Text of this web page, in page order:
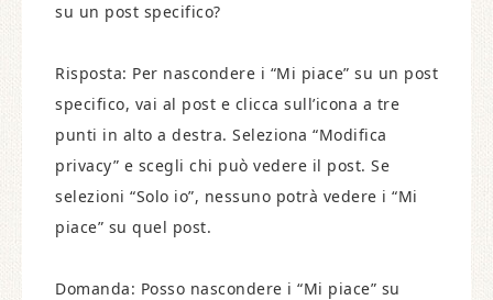
su un post specifico?
Risposta: Per nascondere i “Mi piace” su un post
specifico, vai al post e clicca sull’icona a tre
punti in alto a destra. Seleziona “Modifica
privacy” e scegli chi può vedere il post. Se
selezioni “Solo io”, nessuno potrà vedere i “Mi
piace” su quel post.
Domanda: Posso nascondere i “Mi piace” su